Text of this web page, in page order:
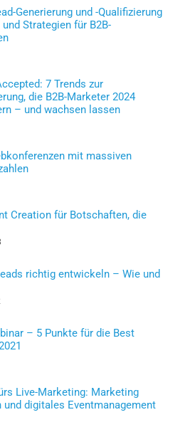
Generierung und -Qualifizierung
Strategien für B2B-
7 Trends zur
die B2B-Marketer 2024
– und wachsen lassen
mit massiven
Creation für Botschaften, die
richtig entwickeln – Wie und
– 5 Punkte für die Best
Live-Marketing: Marketing
digitales Eventmanagement